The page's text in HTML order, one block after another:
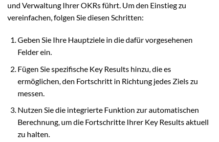
und Verwaltung Ihrer OKRs führt. Um den Einstieg zu
vereinfachen, folgen Sie diesen Schritten:
Geben Sie Ihre Hauptziele in die dafür vorgesehenen
Felder ein.
Fügen Sie spezifische Key Results hinzu, die es
ermöglichen, den Fortschritt in Richtung jedes Ziels zu
messen.
Nutzen Sie die integrierte Funktion zur automatischen
Berechnung, um die Fortschritte Ihrer Key Results aktuell
zu halten.